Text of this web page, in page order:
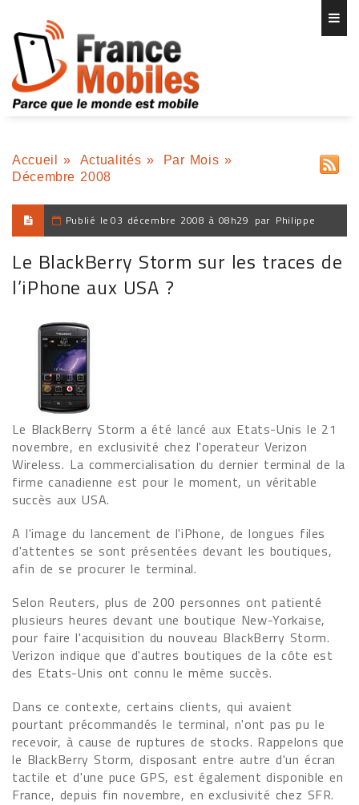
Accueil » Actualités » Par Mois »
Décembre 2008
Publié le 03 décembre 2008 à 08h29 par Philippe
Le BlackBerry Storm sur les traces de
l’iPhone aux USA ?
Le BlackBerry Storm a été lancé aux Etats-Unis le 21
novembre, en exclusivité chez l'operateur Verizon
Wireless. La commercialisation du dernier terminal de la
firme canadienne est pour le moment, un véritable
succès aux USA.
A l'image du lancement de l'iPhone, de longues files
d'attentes se sont présentées devant les boutiques,
afin de se procurer le terminal.
Selon Reuters, plus de 200 personnes ont patienté
plusieurs heures devant une boutique New-Yorkaise,
pour faire l'acquisition du nouveau BlackBerry Storm.
Verizon indique que d'autres boutiques de la côte est
des Etats-Unis ont connu le même succès.
Dans ce contexte, certains clients, qui avaient
pourtant précommandés le terminal, n'ont pas pu le
recevoir, à cause de ruptures de stocks. Rappelons que
le BlackBerry Storm, disposant entre autre d'un écran
tactile et d'une puce GPS, est également disponible en
France, depuis fin novembre, en exclusivité chez SFR.